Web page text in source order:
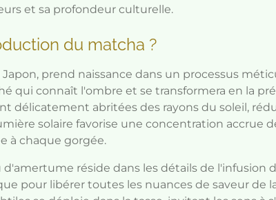
et sa profondeur culturelle.
du matcha ?
prend naissance dans un processus
qui connaît l'ombre et se transformera en la
délicatement abritées des rayons du soleil,
solaire favorise une concentration accrue
à chaque gorgée.
réside dans les détails de l'infusion
pour libérer toutes les nuances de saveur de